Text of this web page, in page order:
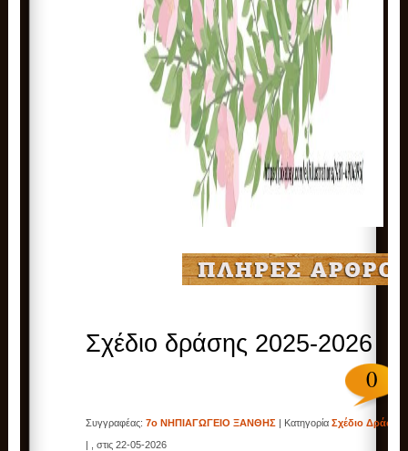
Σχέδιο δράσης 2025-2026
0
Συγγραφέας:7ο ΝΗΠΙΑΓΩΓΕΙΟ ΞΑΝΘΗΣ | ΚατηγορίαΣχέδιο Δράσης
| , στις 22-05-2026